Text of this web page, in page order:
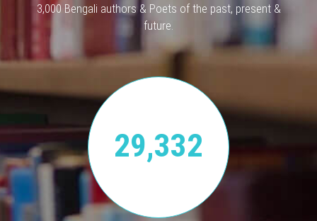
3,000 Bengali authors & Poets of the past, present &
future.
29,332